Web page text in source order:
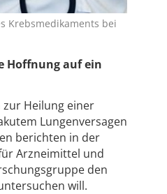
Krebsmedikaments bei
Hoffnung auf ein
Heilung einer
Lungenversagen
berichten in der
Arzneimittel und
den
will.